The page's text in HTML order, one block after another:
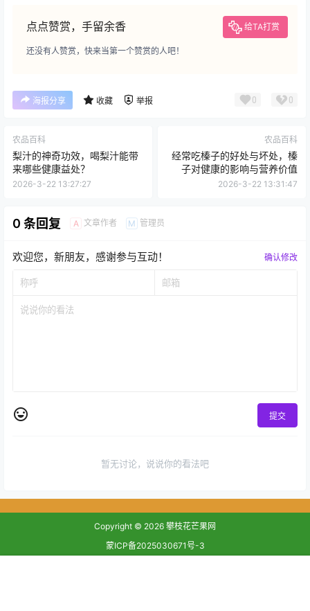
点点赞赏，手留余香 给TA打赏
还没有人赞赏，快来当第一个赞赏的人吧！
海报分享 收藏 举报 0 0
农品百科
梨汁的神奇功效，喝梨汁能带
来哪些健康益处？
2026-3-22 13:27:27
农品百科
经常吃榛子的好处与坏处，榛
子对健康的影响与营养价值
2026-3-22 13:31:47
0 条回复 A 文章作者 M 管理员
欢迎您，新朋友，感谢参与互动！ 确认修改
提交
暂无讨论，说说你的看法吧
Copyright © 2026 攀枝花芒果网
蒙ICP备2025030671号-3